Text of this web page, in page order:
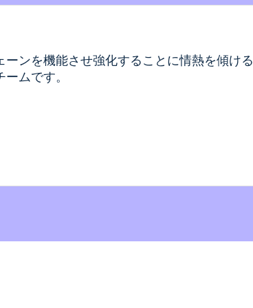
ーンを機能させ強化することに情熱を傾ける
ムです。